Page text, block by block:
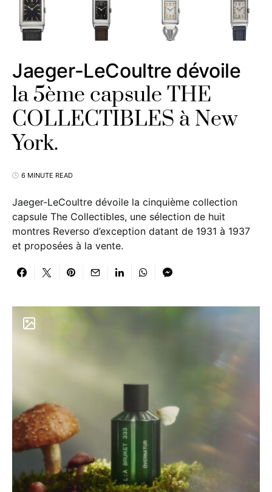
Jaeger-LeCoultre dévoile
la 5ème capsule THE
COLLECTIBLES à New
York.
6 MINUTE READ
Jaeger-LeCoultre dévoile la cinquième collection
capsule The Collectibles, une sélection de huit
montres Reverso d’exception datant de 1931 à 1937
et proposées à la vente.